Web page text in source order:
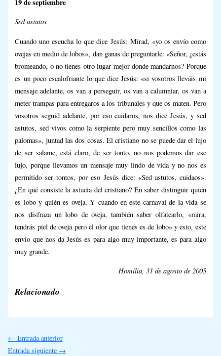
Sed astutos
Cuando uno escucha lo que dice Jesús: Mirad, «yo os envío como
ovejas en medio de lobos», dan ganas de preguntarle: «Señor, ¿estás
bromeando, o no tienes otro lugar mejor donde mandarnos? Porque
es un poco escalofriante lo que dice Jesús: «si vosotros lleváis mi
mensaje adelante, os van a perseguir, os van a calumniar, os van a
meter trampas para entregaros a los tribunales y que os maten. Pero
vosotros seguid adelante, por eso cuidaros, nos dice Jesús, y sed
astutos, sed vivos como la serpiente pero muy sencillos como las
palomas», juntad las dos cosas. El cristiano no se puede dar el lujo
de ser salame, está claro, de ser tonto, no nos podemos dar ese
lujo, porque llevamos un mensaje muy lindo de vida y no nos es
permitido ser tontos, por eso Jesús dice: «Sed astutos, cuidaos».
¿En qué consiste la astucia del cristiano? En saber distinguir quién
es lobo y quién es oveja. Y cuando en este carnaval de la vida se
nos disfraza un lobo de oveja, también saber olfatearlo, «mira,
tendrás piel de oveja pero el olor que tienes es de lobo» y esto, este
envío que nos da Jesús es para algo muy importante, es para algo
muy grande.
Homilía, 31 de agosto de 2005
Relacionado
← Entrada anterior
Entrada siguiente →